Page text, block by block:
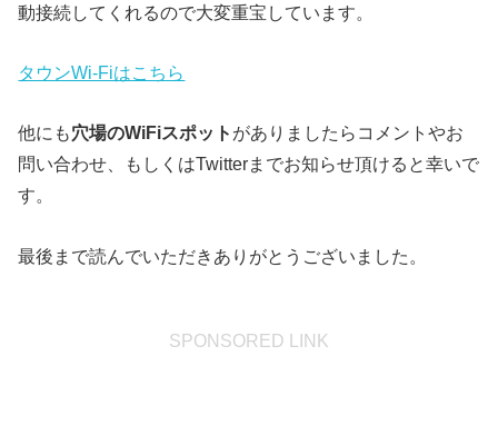
動接続してくれるので大変重宝しています。
タウンWi-Fiはこちら
他にも穴場のWiFiスポット がありましたらコメントやお
問い合わせ、もしくはTwitterまでお知らせ頂けると幸いで
す。
最後まで読んでいただきありがとうございました。
SPONSORED LINK